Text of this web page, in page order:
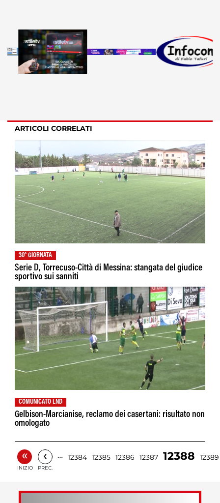
ARTICOLI CORRELATI
30° GIORNATA
Serie D, Torrecuso-Città di Messina: stangata del giudice
sportivo sui sanniti
COMUNICATO LND
Gelbison-Marcianise, reclamo dei casertani: risultato non
omologato
«
INIZIO
‹
PREC.
… 12384 12385 12386 12387 12388 12389